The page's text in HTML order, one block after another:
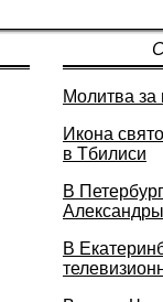
Молитва за
Икона
в Тбилиси
В
В